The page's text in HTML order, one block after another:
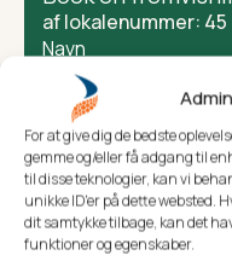
For at give dig de bedste
gemme og/eller få adgang til
til disse teknologier, kan vi
unikke ID'er på dette websted.
dit samtykke tilbage, kan det
funktioner og egenskaber.
af lokalenummer: 45
Navn
*
Telefonnummer
Email
*